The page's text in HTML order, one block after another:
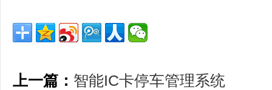
上一篇： 智能IC卡停车管理系统